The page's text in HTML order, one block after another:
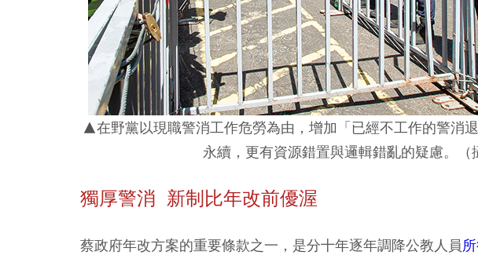
▲在野黨以現職警消工作危勞為由，增加「已經不工作的警消
永續，更有資源錯置與邏輯錯亂的疑慮。（
獨厚警消 新制比年改前優渥
蔡政府年改方案的重要條款之一，是分十年逐年調降公教人員